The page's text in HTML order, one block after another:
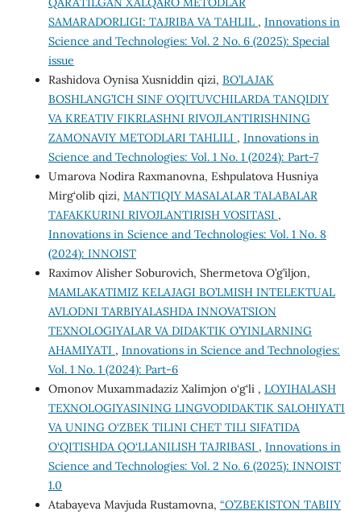
SAMARADORLIGI: TAJRIBA VA TAHLIL , Innovations in
Science and Technologies: Vol. 2 No. 6 (2025): Special
issue
Rashidova Oynisa Xusniddin qizi, BO’LAJAK
BOSHLANG’ICH SINF O’QITUVCHILARDA TANQIDIY
VA KREATIV FIKRLASHNI RIVOJLANTIRISHNING
ZAMONAVIY METODLARI TAHLILI , Innovations in
Science and Technologies: Vol. 1 No. 1 (2024): Part-7
Umarova Nodira Raxmanovna, Eshpulatova Husniya
Mirg‘olib qizi, MANTIQIY MASALALAR TALABALAR
TAFAKKURINI RIVOJLANTIRISH VOSITASI ,
Innovations in Science and Technologies: Vol. 1 No. 8
(2024): INNOIST
Raximov Alisher Soburovich, Shermetova O’g’iljon,
MAMLAKATIMIZ KELAJAGI BO’LMISH INTELEKTUAL
AVLODNI TARBIYALASHDA INNOVATSION
TEXNOLOGIYALAR VA DIDAKTIK O’YINLARNING
AHAMIYATI , Innovations in Science and Technologies:
Vol. 1 No. 1 (2024): Part-6
Omonov Muxammadaziz Xalimjon o‘g‘li , LOYIHALASH
TEXNOLOGIYASINING LINGVODIDAKTIK SALOHIYATI
VA UNING O‘ZBEK TILINI CHET TILI SIFATIDA
O‘QITISHDA QO‘LLANILISH TAJRIBASI , Innovations in
Science and Technologies: Vol. 2 No. 6 (2025): INNOIST
1.0
Atabayeva Mavjuda Rustamovna, “O’ZBEKISTON TABIIY